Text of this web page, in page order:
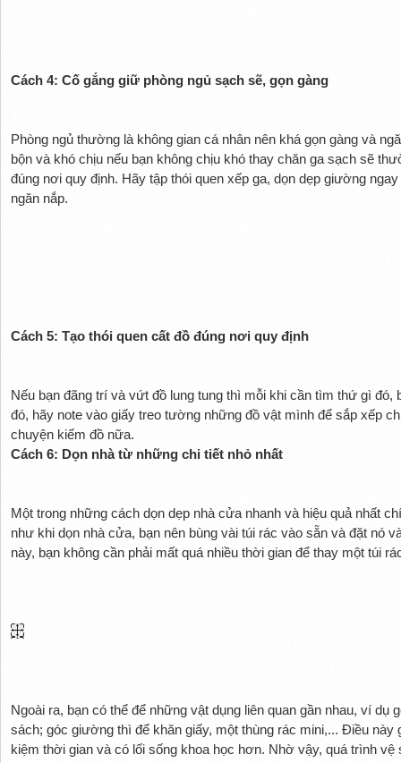
Cách 4: Cố gắng giữ phòng ngủ sạch sẽ, gọn gàng
Phòng ngủ thường là không gian cá nhân nên khá gọn gàng và
bộn và khó chịu nếu bạn không chịu khó thay chăn ga sạch sẽ
đúng nơi quy định. Hãy tập thói quen xếp ga, dọn dẹp giường
ngăn nắp.
Cách 5: Tạo thói quen cất đồ đúng nơi quy định
Nếu bạn đãng trí và vứt đồ lung tung thì mỗi khi cần tìm thứ gì đó,
đó, hãy note vào giấy treo tường những đồ vật mình để sắp xếp
chuyện kiếm đồ nữa.
Cách 6: Dọn nhà từ những chi tiết nhỏ nhất
Một trong những cách dọn dẹp nhà cửa nhanh và hiệu quả nhất
như khi dọn nhà cửa, bạn nên bùng vài túi rác vào sẵn và đặt nó
này, bạn không cần phải mất quá nhiều thời gian để thay một túi
Ngoài ra, bạn có thể để những vật dụng liên quan gần nhau, ví dụ
sách; góc giường thì để khăn giấy, một thùng rác mini,... Điều này
kiệm thời gian và có lối sống khoa học hơn. Nhờ vậy, quá trình